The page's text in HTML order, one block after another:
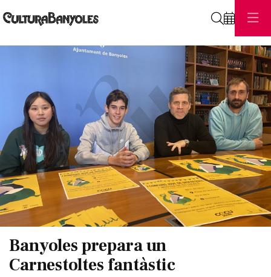
Banyoles prepara un
Carnestoltes fantàstic